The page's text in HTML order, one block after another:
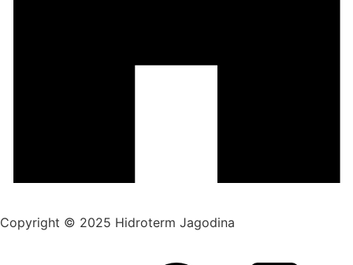
Copyright © 2025 Hidroterm Jagodina